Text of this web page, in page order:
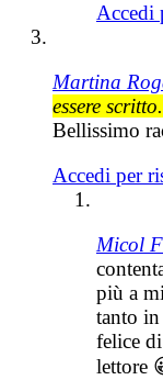
Accedi
Martina
essere
Bellissimo
Accedi per
Micol
più a
tanto in
felice
lettore